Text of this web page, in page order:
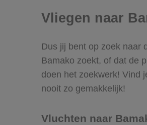
Vliegen naar
Dus jij bent op zoek naar
Bamako zoekt, of dat de
doen het zoekwerk! Vind
nooit zo gemakkelijk!
Vluchten naar